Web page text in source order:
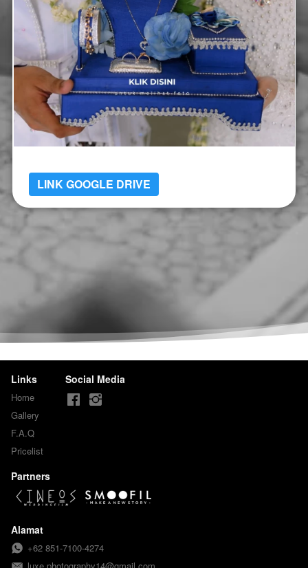
LINK GOOGLE DRIVE
Links
Home
Gallery
F.A.Q
Pricelist
Social Media
Partners
Alamat
+62 851-7100-4274
luxe.photography14@gmail.com